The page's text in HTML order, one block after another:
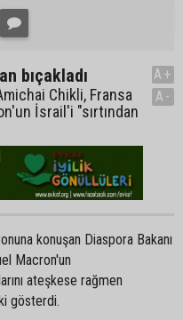
bıçakladı
Chikli, Fransa
İsrail'i "sırtından
A+
A-
konuşan Diaspora Bakanı
Macron'un
ateşkese rağmen
gösterdi.